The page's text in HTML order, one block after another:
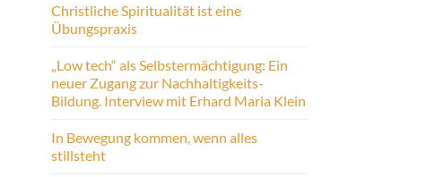
Christliche Spiritualität ist eine
Übungspraxis
„Low tech“ als Selbstermächtigung: Ein
neuer Zugang zur Nachhaltigkeits-
Bildung. Interview mit Erhard Maria Klein
In Bewegung kommen, wenn alles
stillsteht